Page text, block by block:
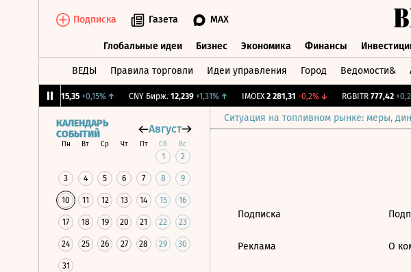
Подписка Газета MAX
Глобальные идеи Бизнес Экономика Финансы
ВЕДЫ Правила торговли Идеи управления Город Ведомости&
115,35 +0,15%↑ CNY Бирж. 12,239 +1,31%↑ IMOEX 2 281,31 -0,2%↓ RGBITR 777,42
Ситуация на топливном рынке: меры,
КАЛЕНДАРЬ
СОБЫТИЙ
Август
Пн Вт Ср Чт Пт Сб Вс
1 2
3 4 5 6 7 8 9
10 11 12 13 14 15 16
17 18 19 20 21 22 23
24 25 26 27 28 29 30
31
Подписка
Реклама О